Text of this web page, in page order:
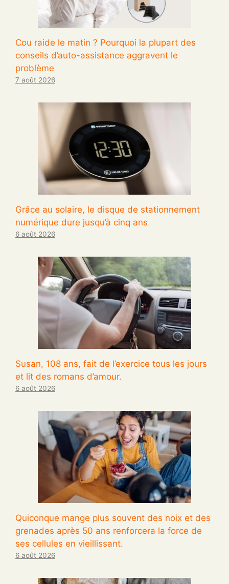
Cou raide le matin ? Pourquoi la plupart des
conseils d’auto-assistance aggravent le
problème
7 août 2026
Grâce au solaire, le disque de stationnement
numérique dure jusqu’à cinq ans
6 août 2026
Susan, 108 ans, fait de l’exercice tous les jours
et lit des romans d’amour.
6 août 2026
Quiconque mange plus souvent des noix et des
grenades après 50 ans renforcera la force de
ses cellules en vieillissant.
6 août 2026